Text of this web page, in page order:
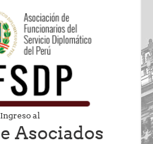
Ingreso al
Asociados